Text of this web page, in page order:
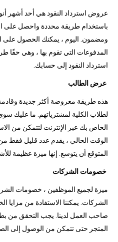
عروض استرداد النقود هي أحد أشهر
باستخدام طريقة محددة واحصل على
ومضمون. اليوم ، يمكنك الحصول على
المدفوعات التي تقوم بها ، وهي حقًا
استرداد النقود إلى حسابك.
عرض الطالب
هذه طريقة معروضة أكثر جديدة
لطلاب الكلية لمشترياتهم. ما عليك
الخاص بك عبر الإنترنت لتتمكن من
الوقت الحالي ، يقدم عدد قليل فقط
المتوقع أن يتوسع. إنها ميزة عظيمة
خصومات الشركات
ميزة لجميع الموظفين ، خصومات
الشركات. يمكننا الاستفادة من مزايا
صاحب العمل لدينا. يجب التحقق من
المتجر حتى تتمكن من الوصول إلى